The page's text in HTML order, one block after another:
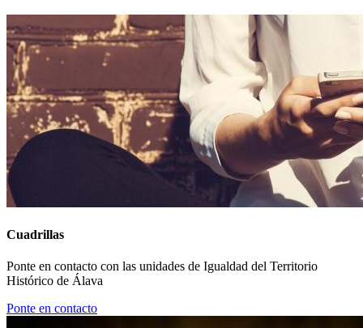
Cuadrillas
Ponte en contacto con las unidades de Igualdad del Territorio
Histórico de Álava
Ponte en contacto